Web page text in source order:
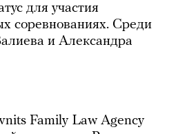
для участия
соревнованиях. Среди
и Александра
Family Law Agency